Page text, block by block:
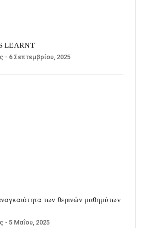
LEARNT
- 6 Σεπτεμβρίου, 2025
των θερινών μαθημάτων
- 5 Μαΐου, 2025